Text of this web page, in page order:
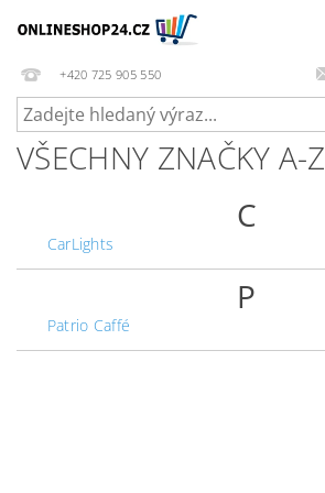
+420 725 905 550
VŠECHNY ZNAČKY A-Z
C
CarLights
P
Patrio Caffé